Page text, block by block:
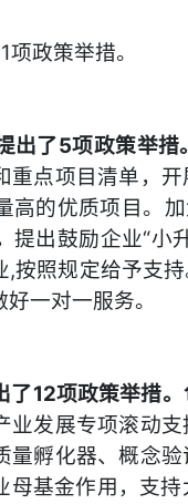
政策举措。
了5项政策举措
点项目清单，开
的优质项目。
提出鼓励企业“小
按照规定给予支
一对一服务。
了12项政策举措
业发展专项滚动
量孵化器、概念
基金作用，支持